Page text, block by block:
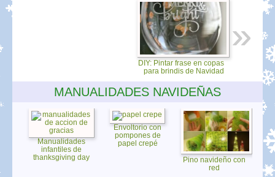
DIY: Pintar frase en copas
para brindis de Navidad
MANUALIDADES NAVIDEÑAS
Manualidades
infantiles de
thanksgiving day
Envoltorio con
pompones de
papel crepé
Pino navideño con
red